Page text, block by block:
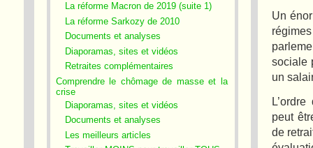
La réforme Macron de 2019 (suite 1)
La réforme Sarkozy de 2010
Documents et analyses
Diaporamas, sites et vidéos
Retraites complémentaires
Comprendre le chômage de masse et la
crise
Diaporamas, sites et vidéos
Documents et analyses
Les meilleurs articles
Un
sociale
un
peut
de